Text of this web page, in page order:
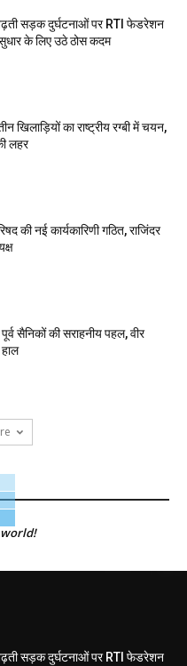
बढ़ती सड़क दुर्घटनाओं पर RTI फेडरेशन
के लिए उठे ठोस कदम
खिलाड़ियों का राष्ट्रीय रग्बी में चयन,
लहर
की नई कार्यकारिणी गठित, राजिंदर
सैनिकों की सराहनीय पहल, वीर
हाल
बढ़ती सड़क दुर्घटनाओं पर RTI फेडरेशन